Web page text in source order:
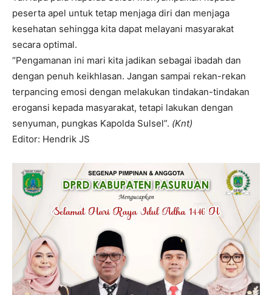
peserta apel untuk tetap menjaga diri dan menjaga
kesehatan sehingga kita dapat melayani masyarakat
secara optimal.
“Pengamanan ini mari kita jadikan sebagai ibadah dan
dengan penuh keikhlasan. Jangan sampai rekan-rekan
terpancing emosi dengan melakukan tindakan-tindakan
erogansi kepada masyarakat, tetapi lakukan dengan
senyuman, pungkas Kapolda Sulsel”. (Knt)
Editor: Hendrik JS